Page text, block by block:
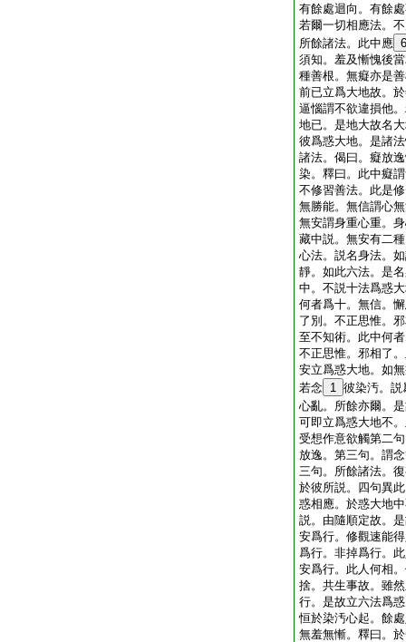
有餘處迴向。有餘
若爾一切相應法。
所餘諸法。此中應 6
須知。羞及慚愧後
種善根。無癡亦是
前已立爲大地故。
逼惱謂不欲違損他
地已。是地大故名
彼爲惑大地。是諸
諸法。偈曰。癡放
染。釋曰。此中癡
不修習善法。此是
無勝能。無信謂心
無安謂身重心重。
藏中説。無安有二
心法。説名身法。
靜。如此六法。是
中。不説十法爲惑
何者爲十。無信。
了別。不正思惟。
至不知術。此中何
不正思惟。邪相了
安立爲惑大地。如
若念 1 彼染汚。説
心亂。所餘亦爾。
可即立爲惑大地不
受想作意欲觸第二
放逸。第三句。謂
三句。所餘諸法。
於彼所説。四句異
惑相應。於惑大地
説。由隨順定故。
安爲行。修觀速能
爲行。非掉爲行。
安爲行。此人何相
捨。共生事故。雖
行。是故立六法爲
恒於染汚心起。餘
無羞無慚。釋曰。